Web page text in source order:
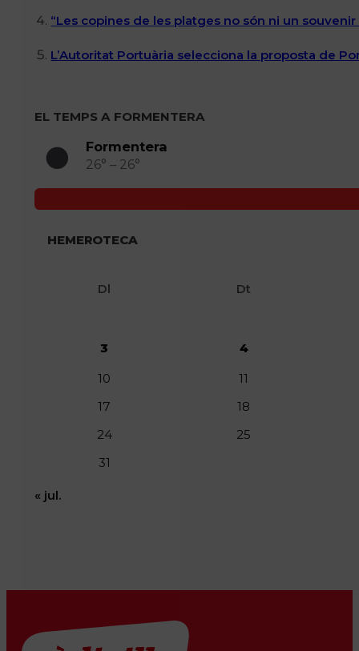
“Les copines de les platges no són ni un
L’Autoritat Portuària selecciona la proposta de
EL TEMPS A FORMENTERA
Formentera
26° – 26°
HEMEROTECA
Dl Dt
3
4
10
11
17
18
24
25
31
« jul.